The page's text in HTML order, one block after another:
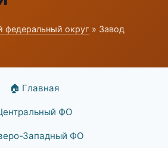
федеральный округ » Завод
🏠 Главная
ФО
Западный ФО